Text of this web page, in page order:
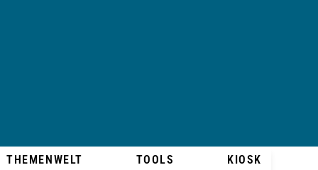
THEMENWELT TOOLS KIOSK